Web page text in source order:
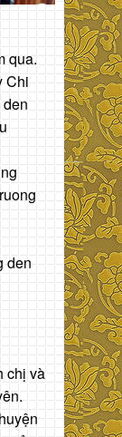
qua.
Chi
den
chị và